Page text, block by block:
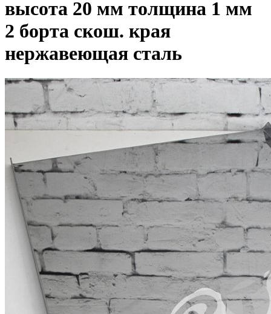
высота 20 мм толщина 1 мм
2 борта скош. края
нержавеющая сталь